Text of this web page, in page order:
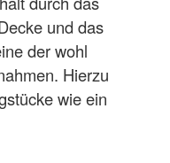
und das
der wohl
Hierzu
wie ein